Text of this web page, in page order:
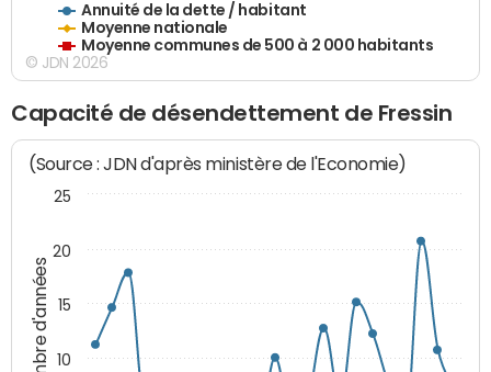
Annuité de la dette / habitant
Moyenne nationale
Moyenne communes de 500 à 2 000 habitants
© JDN 2026
Capacité de désendettement de Fressin
Nombre d'années
(Source : JDN d'après ministère de l'Economie)
10
15
20
25